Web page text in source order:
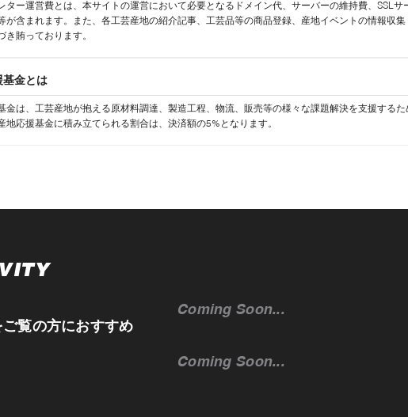
ター運営費とは、本サイトの運営において必要となるドメイン代、サーバーの維持費、SSLサ
が含まれます。また、各工芸産地の紹介記事、工芸品等の商品登録、産地イベントの情報収
き賄っております。
基金とは
金は、工芸産地が抱える原材料調達、製造工程、物流、販売等の様々な課題解決を支援する
地応援基金に積み立てられる割合は、決済額の5%となります。
Coming Soon...
ご覧の方におすすめ
Coming Soon...